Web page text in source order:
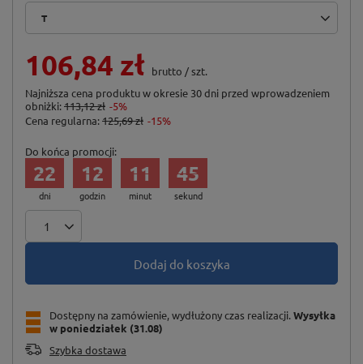
T
106,84 zł brutto /szt.
Najniższa cena produktu w okresie 30 dni przed wprowadzeniem
obniżki:113,12 zł -5%
Cena regularna:125,69 zł -15%
Do końca promocji:
dni
22
godzin
12
minut
11
sekund
45
Dodaj do koszyka
Dostępny na zamówienie, wydłużony czas realizacji Wysyłka
w poniedziałek (31.08)
Szybka dostawa